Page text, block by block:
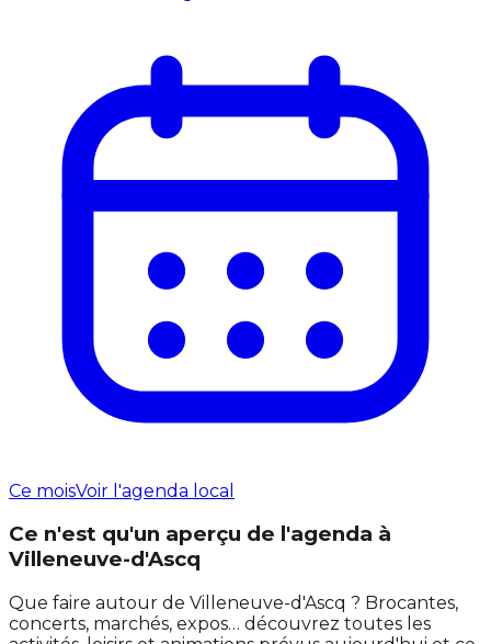
Ce moisVoir l'agenda local
Ce n'est qu'un aperçu de l'agenda à
Villeneuve-d'Ascq
Que faire autour de Villeneuve-d'Ascq ? Brocantes,
concerts, marchés, expos… découvrez toutes les